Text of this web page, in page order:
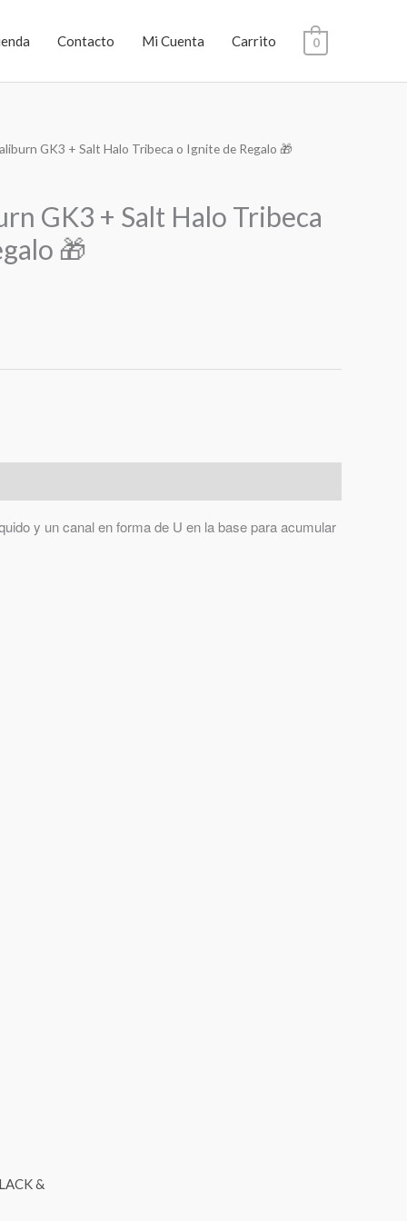
Contacto Mi Cuenta Carrito 0
GK3 + Salt Halo Tribeca o Ignite de Regalo 🎁
GK3 + Salt Halo Tribeca
🎁
y un canal en forma de U en la base para acumular